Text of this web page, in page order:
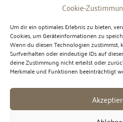
Cookie-
Um dir ein optimales Erlebnis zu bieten,
Cookies, um Geräteinformationen zu
Wenn du diesen Technologien zustimmst,
Surfverhalten oder eindeutige IDs auf
deine Zustimmung nicht erteilst oder
Merkmale und Funktionen beeinträchtigt
Adresse
Immosence GmbH
Spornbergerstraße 1 / 11
6130 Schwaz
 Telefon